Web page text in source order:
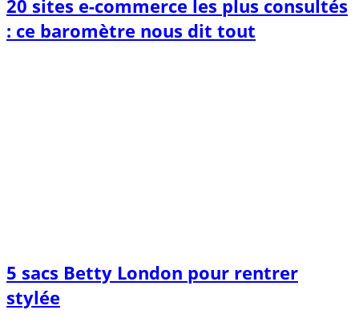
20 sites e-commerce les plus consultés
: ce baromètre nous dit tout
5 sacs Betty London pour rentrer
stylée